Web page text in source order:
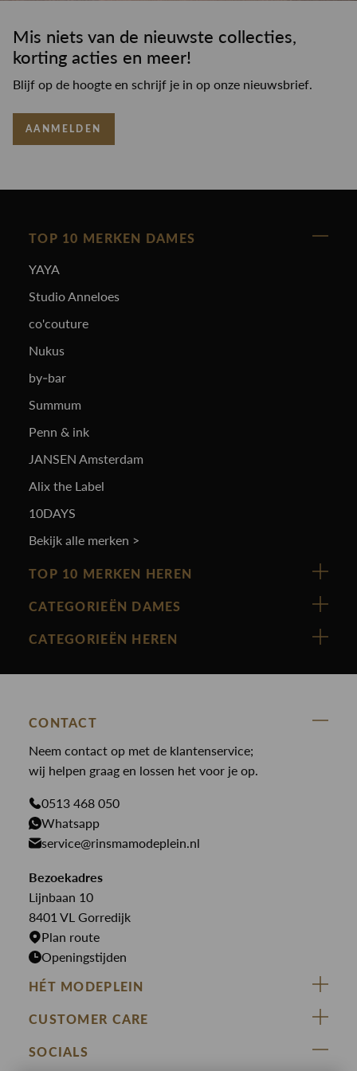
Mis niets van de nieuwste collecties,
korting acties en meer!
Blijf op de hoogte en schrijf je in op onze nieuwsbrief.
AANMELDEN
TOP 10 MERKEN DAMES
YAYA
Studio Anneloes
co'couture
Nukus
by-bar
Summum
Penn & ink
JANSEN Amsterdam
Alix the Label
10DAYS
Bekijk alle merken >
TOP 10 MERKEN HEREN
Vanguard
Cast Iron
Paul en Shark
Genti
PME Legend
Butcher of Blue
Bekijk alle merken >
CATEGORIEËN DAMES
Nieuw binnen
Blouses
Broeken
Gilets
Jassen
Jeans
Jumpsuits
Jurken
Rokken
CATEGORIEËN HEREN
Broeken
Colberts
Giftcards
Jassen
Overhemden
Truien
T-shirts
CONTACT
Neem contact op met de klantenservice;
wij helpen graag en lossen het voor je op.
0513 468 050
Whatsapp
service@rinsmamodeplein.nl
Bezoekadres
Lijnbaan 10
8401 VL Gorredijk
Plan route
Openingstijden
HÉT MODEPLEIN
ZIJ VAN RINSMA
DE HEEREN VAN RINSMA
CUSTOMER CARE
Veelgestelde vragen
SOCIALS